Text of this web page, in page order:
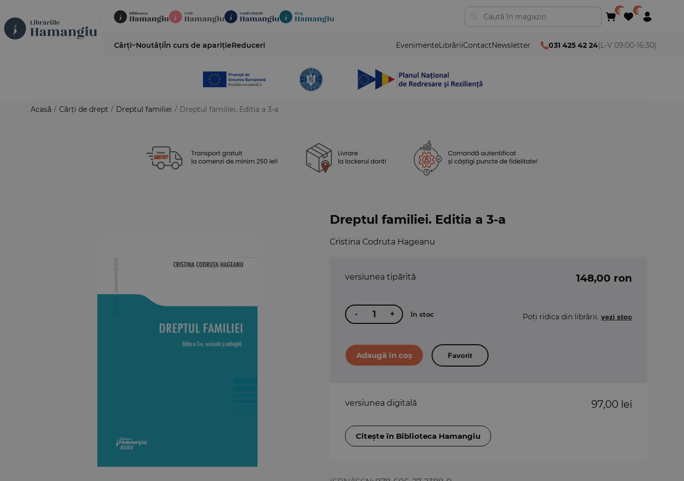
Cărți NoutățiÎn curs de aparițieReduceri EvenimenteLibrăriiContactNewsletter 031 425 42 24(L-V 09:00-16:30)
Acasă / Cărți de drept / Dreptul familiei / Dreptul familiei. Editia a 3-a
Dreptul familiei. Editia a 3-a
Cristina Codruta Hageanu
versiunea tipărită 148,00 ron
- + în stoc Poți ridica din librării. vezi stoc
Favorit
versiunea digitală 97,00 lei
Citește în Biblioteca Hamangiu